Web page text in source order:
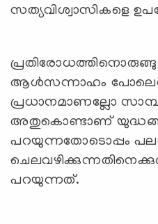
സത്യവിശ്വാസികളെ
ആള്‍സന്നാഹം
പ്രധാനമാണല്ലോ
അതുകൊണ്ടാണ്
പറയുന്നതോടൊപ്പം
പറയുന്നത്.